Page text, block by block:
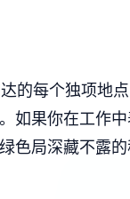
的每个独项地
如果你在工作
色局深藏不露